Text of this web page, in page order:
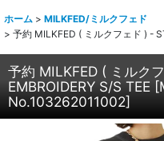
ホーム > MILKFED/ミルクフェド
> 予約 MILKFED ( ミルクフェド ) -
予約 MILKFED ( ミルク
EMBROIDERY S/S TEE [
No.103262011002]